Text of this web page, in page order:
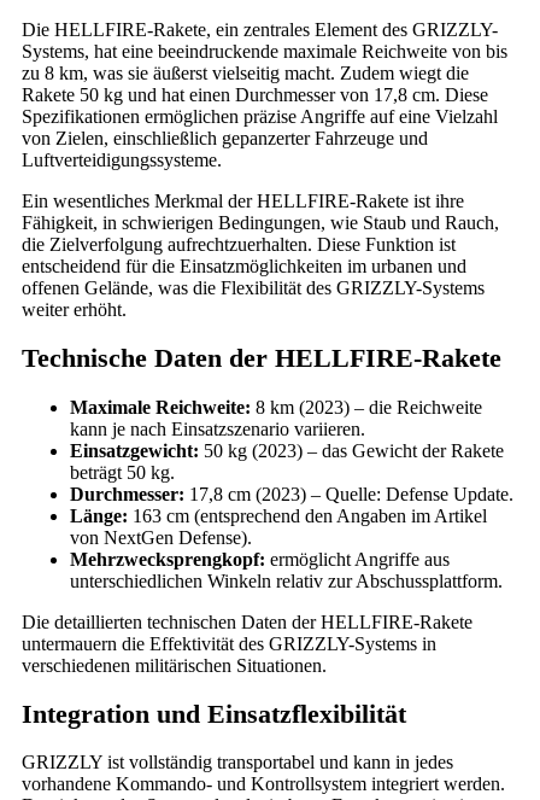
Die HELLFIRE-Rakete, ein zentrales Element des GRIZZLY-
Systems, hat eine beeindruckende maximale Reichweite von bis
zu 8 km, was sie äußerst vielseitig macht. Zudem wiegt die
Rakete 50 kg und hat einen Durchmesser von 17,8 cm. Diese
Spezifikationen ermöglichen präzise Angriffe auf eine Vielzahl
von Zielen, einschließlich gepanzerter Fahrzeuge und
Luftverteidigungssysteme.
Ein wesentliches Merkmal der HELLFIRE-Rakete ist ihre
Fähigkeit, in schwierigen Bedingungen, wie Staub und Rauch,
die Zielverfolgung aufrechtzuerhalten. Diese Funktion ist
entscheidend für die Einsatzmöglichkeiten im urbanen und
offenen Gelände, was die Flexibilität des GRIZZLY-Systems
weiter erhöht.
Technische Daten der HELLFIRE-Rakete
Maximale Reichweite: 8 km (2023) – die Reichweite
kann je nach Einsatzszenario variieren.
Einsatzgewicht: 50 kg (2023) – das Gewicht der Rakete
beträgt 50 kg.
Durchmesser: 17,8 cm (2023) – Quelle: Defense Update.
Länge: 163 cm (entsprechend den Angaben im Artikel
von NextGen Defense).
Mehrzwecksprengkopf: ermöglicht Angriffe aus
unterschiedlichen Winkeln relativ zur Abschussplattform.
Die detaillierten technischen Daten der HELLFIRE-Rakete
untermauern die Effektivität des GRIZZLY-Systems in
verschiedenen militärischen Situationen.
Integration und Einsatzflexibilität
GRIZZLY ist vollständig transportabel und kann in jedes
vorhandene Kommando- und Kontrollsystem integriert werden.